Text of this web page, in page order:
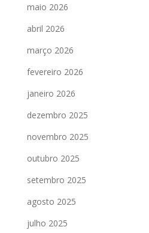
maio 2026
abril 2026
março 2026
fevereiro 2026
janeiro 2026
dezembro 2025
novembro 2025
outubro 2025
setembro 2025
agosto 2025
julho 2025